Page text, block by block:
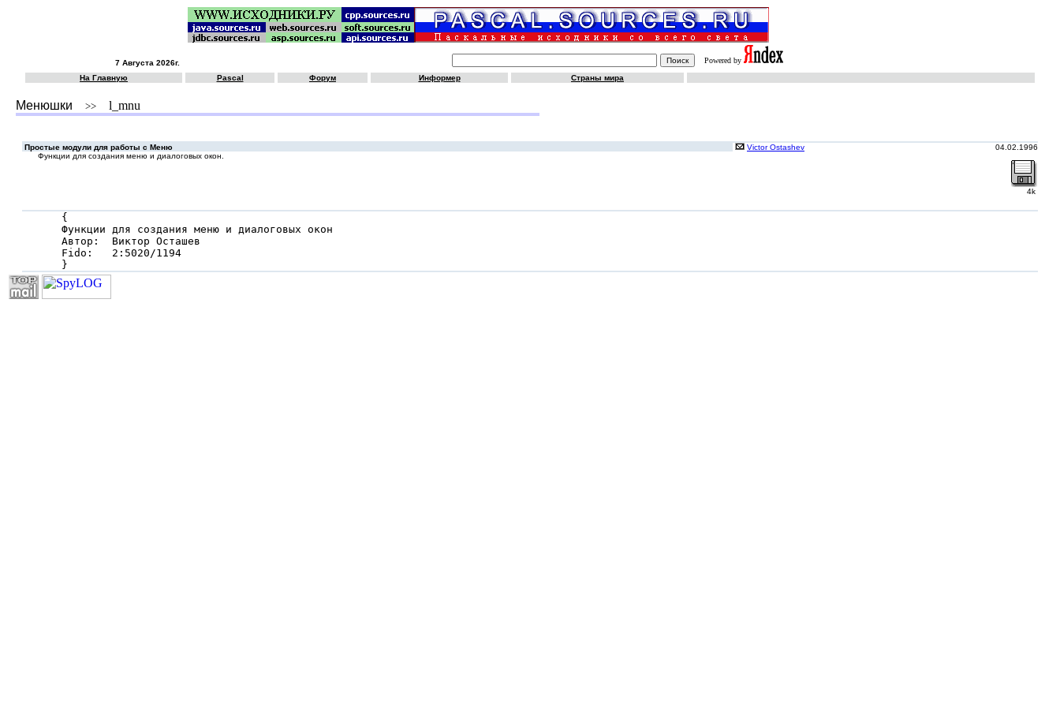
7 Августа 2026г.
Powered by
На Главную
Pascal Форум Информер Страны мира
Менюшки >> l_mnu
Простые модули для работы с Меню Victor Ostashev
04.02.1996
Функции для создания меню и диалоговых окон.
4k
{
Функции для создания меню и диалоговых окон
Автор:  Виктор Осташев
Fido:   2:5020/1194
}